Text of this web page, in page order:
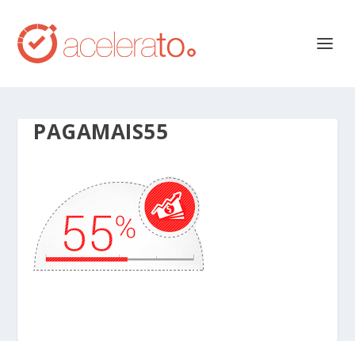
PAGAMAIS55